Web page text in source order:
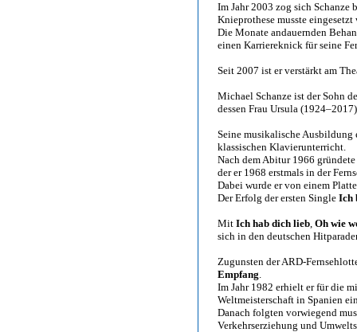
Im Jahr 2003 zog sich Schanze
Knieprothese musste eingesetzt
Die Monate andauernden
einen Karriereknick für seine
Seit 2007 ist er verstärkt am
Michael Schanze ist der Sohn
dessen Frau Ursula
Seine musikalische Ausbildung
klassischen Klavierunterricht.
Nach dem Abitur 1966
der er 1968 erstmals in der
Dabei wurde er von einem
Der Erfolg der ersten Single Ich
Mit Ich hab dich lieb, Oh wie
sich in den deutschen
Zugunsten der ARD-
Empfang.
Im Jahr 1982 erhielt er für die
Weltmeisterschaft in Spanien
Danach folgten vorwiegend
Verkehrserziehung und